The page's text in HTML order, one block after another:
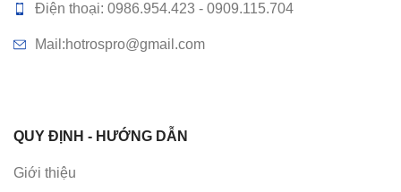
Điện thoại: 0986.954.423 - 0909.115.704
Mail:hotrospro@gmail.com
QUY ĐỊNH - HƯỚNG DẪN
Giới thiệu